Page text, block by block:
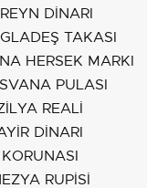
DİNARI
TAKASI
HERSEK MARKI
PULASI
REALİ
DİNARI
RUPİSİ